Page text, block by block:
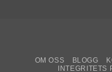
OM OSS BLOGG
INTEGRITETS